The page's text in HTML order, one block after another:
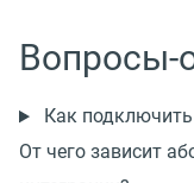
Вопросы-
Как
От чего зависит